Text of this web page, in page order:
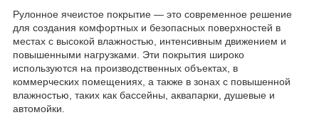
Рулонное ячеистое покрытие — это современное решение
для создания комфортных и безопасных поверхностей в
местах с высокой влажностью, интенсивным движением и
повышенными нагрузками. Эти покрытия широко
используются на производственных объектах, в
коммерческих помещениях, а также в зонах с повышенной
влажностью, таких как бассейны, аквапарки, душевые и
автомойки.